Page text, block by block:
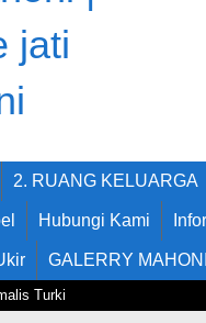
2. RUANG KELUARGA
Hubungi Kami
GALERRY
Turki